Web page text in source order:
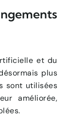
et du
plus
sont utilisées
améliorée,